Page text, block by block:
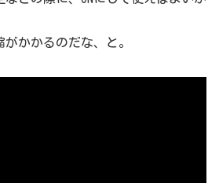
かかるのだな、と。